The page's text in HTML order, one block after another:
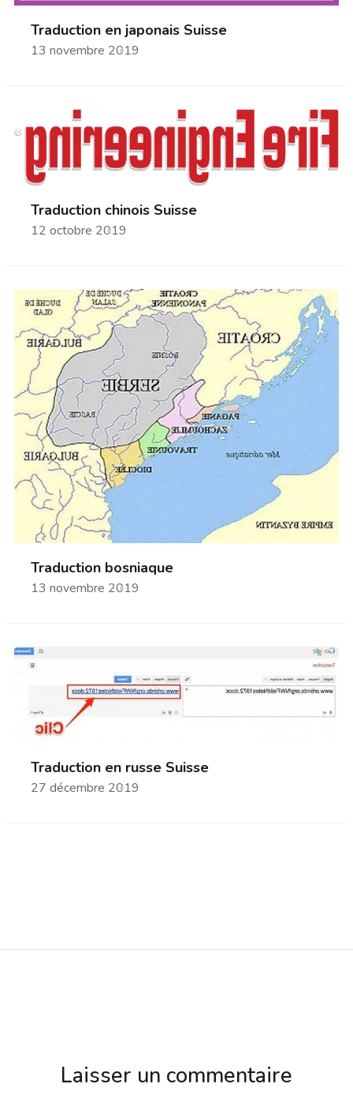
Traduction en japonais Suisse
13 novembre 2019
Traduction chinois Suisse
12 octobre 2019
Traduction bosniaque
13 novembre 2019
Traduction en russe Suisse
27 décembre 2019
Laisser un commentaire